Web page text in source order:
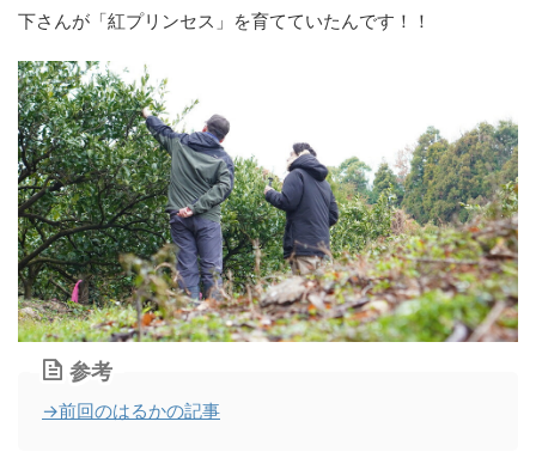
下さんが「紅プリンセス」を育てていたんです！！
参考
→前回のはるかの記事